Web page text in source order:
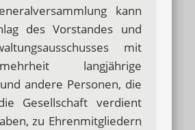
kann
des Vorstandes und
mit
langjährige
andere Personen, die
Gesellschaft verdient
zu Ehrenmitgliedern